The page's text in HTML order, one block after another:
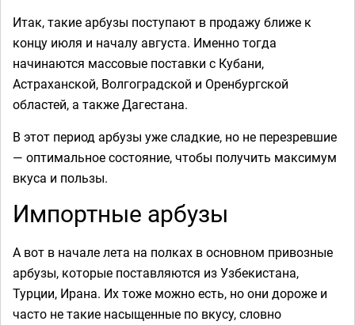
Итак, такие арбузы поступают в продажу ближе к
концу июля и началу августа. Именно тогда
начинаются массовые поставки с Кубани,
Астраханской, Волгоградской и Оренбургской
областей, а также Дагестана.
В этот период арбузы уже сладкие, но не перезревшие
— оптимальное состояние, чтобы получить максимум
вкуса и пользы.
Импортные арбузы
А вот в начале лета на полках в основном привозные
арбузы, которые поставляются из Узбекистана,
Турции, Ирана. Их тоже можно есть, но они дороже и
часто не такие насыщенные по вкусу, словно